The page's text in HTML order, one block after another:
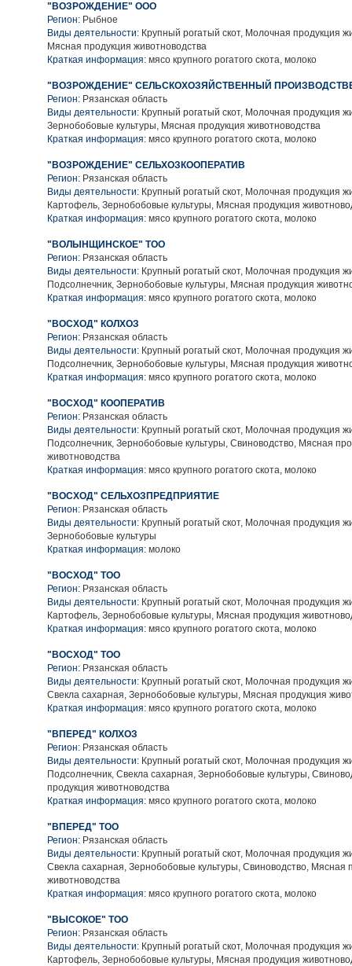
"ВОЗРОЖДЕНИЕ" ООО
Регион: Рыбное
Виды деятельности: Крупный рогатый скот, Молочная продукция
Мясная продукция животноводства
Краткая информация: мясо крупного рогатого скота, молоко
"ВОЗРОЖДЕНИЕ" СЕЛЬСКОХОЗЯЙСТВЕННЫЙ
Регион: Рязанская область
Виды деятельности: Крупный рогатый скот, Молочная продукция
Зернобобовые культуры, Мясная продукция животноводства
Краткая информация: мясо крупного рогатого скота, молоко
"ВОЗРОЖДЕНИЕ" СЕЛЬХОЗКООПЕРАТИВ
Регион: Рязанская область
Виды деятельности: Крупный рогатый скот, Молочная продукция
Картофель, Зернобобовые культуры, Мясная продукция
Краткая информация: мясо крупного рогатого скота, молоко
"ВОЛЫНЩИНСКОЕ" ТОО
Регион: Рязанская область
Виды деятельности: Крупный рогатый скот, Молочная продукция
Подсолнечник, Зернобобовые культуры, Мясная продукция
Краткая информация: мясо крупного рогатого скота, молоко
"ВОСХОД" КОЛХОЗ
Регион: Рязанская область
Виды деятельности: Крупный рогатый скот, Молочная продукция
Подсолнечник, Зернобобовые культуры, Мясная продукция
Краткая информация: мясо крупного рогатого скота, молоко
"ВОСХОД" КООПЕРАТИВ
Регион: Рязанская область
Виды деятельности: Крупный рогатый скот, Молочная продукция
Подсолнечник, Зернобобовые культуры, Свиноводство, Мясная
животноводства
Краткая информация: мясо крупного рогатого скота, молоко
"ВОСХОД" СЕЛЬХОЗПРЕДПРИЯТИЕ
Регион: Рязанская область
Виды деятельности: Крупный рогатый скот, Молочная продукция
Зернобобовые культуры
Краткая информация: молоко
"ВОСХОД" ТОО
Регион: Рязанская область
Виды деятельности: Крупный рогатый скот, Молочная продукция
Картофель, Зернобобовые культуры, Мясная продукция
Краткая информация: мясо крупного рогатого скота, молоко
"ВОСХОД" ТОО
Регион: Рязанская область
Виды деятельности: Крупный рогатый скот, Молочная продукция
Свекла сахарная, Зернобобовые культуры, Мясная продукция
Краткая информация: мясо крупного рогатого скота, молоко
"ВПЕРЕД" КОЛХОЗ
Регион: Рязанская область
Виды деятельности: Крупный рогатый скот, Молочная продукция
Подсолнечник, Свекла сахарная, Зернобобовые культуры,
продукция животноводства
Краткая информация: мясо крупного рогатого скота, молоко
"ВПЕРЕД" ТОО
Регион: Рязанская область
Виды деятельности: Крупный рогатый скот, Молочная продукция
Свекла сахарная, Зернобобовые культуры, Свиноводство, Мясная
животноводства
Краткая информация: мясо крупного рогатого скота, молоко
"ВЫСОКОЕ" ТОО
Регион: Рязанская область
Виды деятельности: Крупный рогатый скот, Молочная продукция
Картофель, Зернобобовые культуры, Мясная продукция